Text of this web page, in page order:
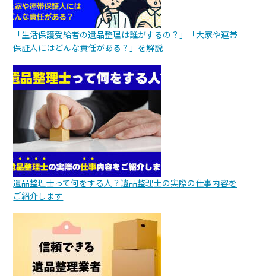
「生活保護受給者の遺品整理は誰がするの？」「大家や連帯
保証人にはどんな責任がある？」を解説
遺品整理士って何をする人？遺品整理士の実際の仕事内容を
ご紹介します